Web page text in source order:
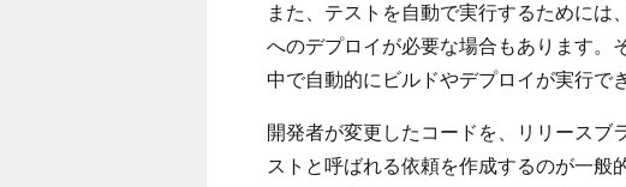
また、テストを自動で実行するためには
へのデプロイが必要な場合もあります。
中で自動的にビルドやデプロイが実行で
開発者が変更したコードを、リリースブ
ストと呼ばれる依頼を作成するのが一般